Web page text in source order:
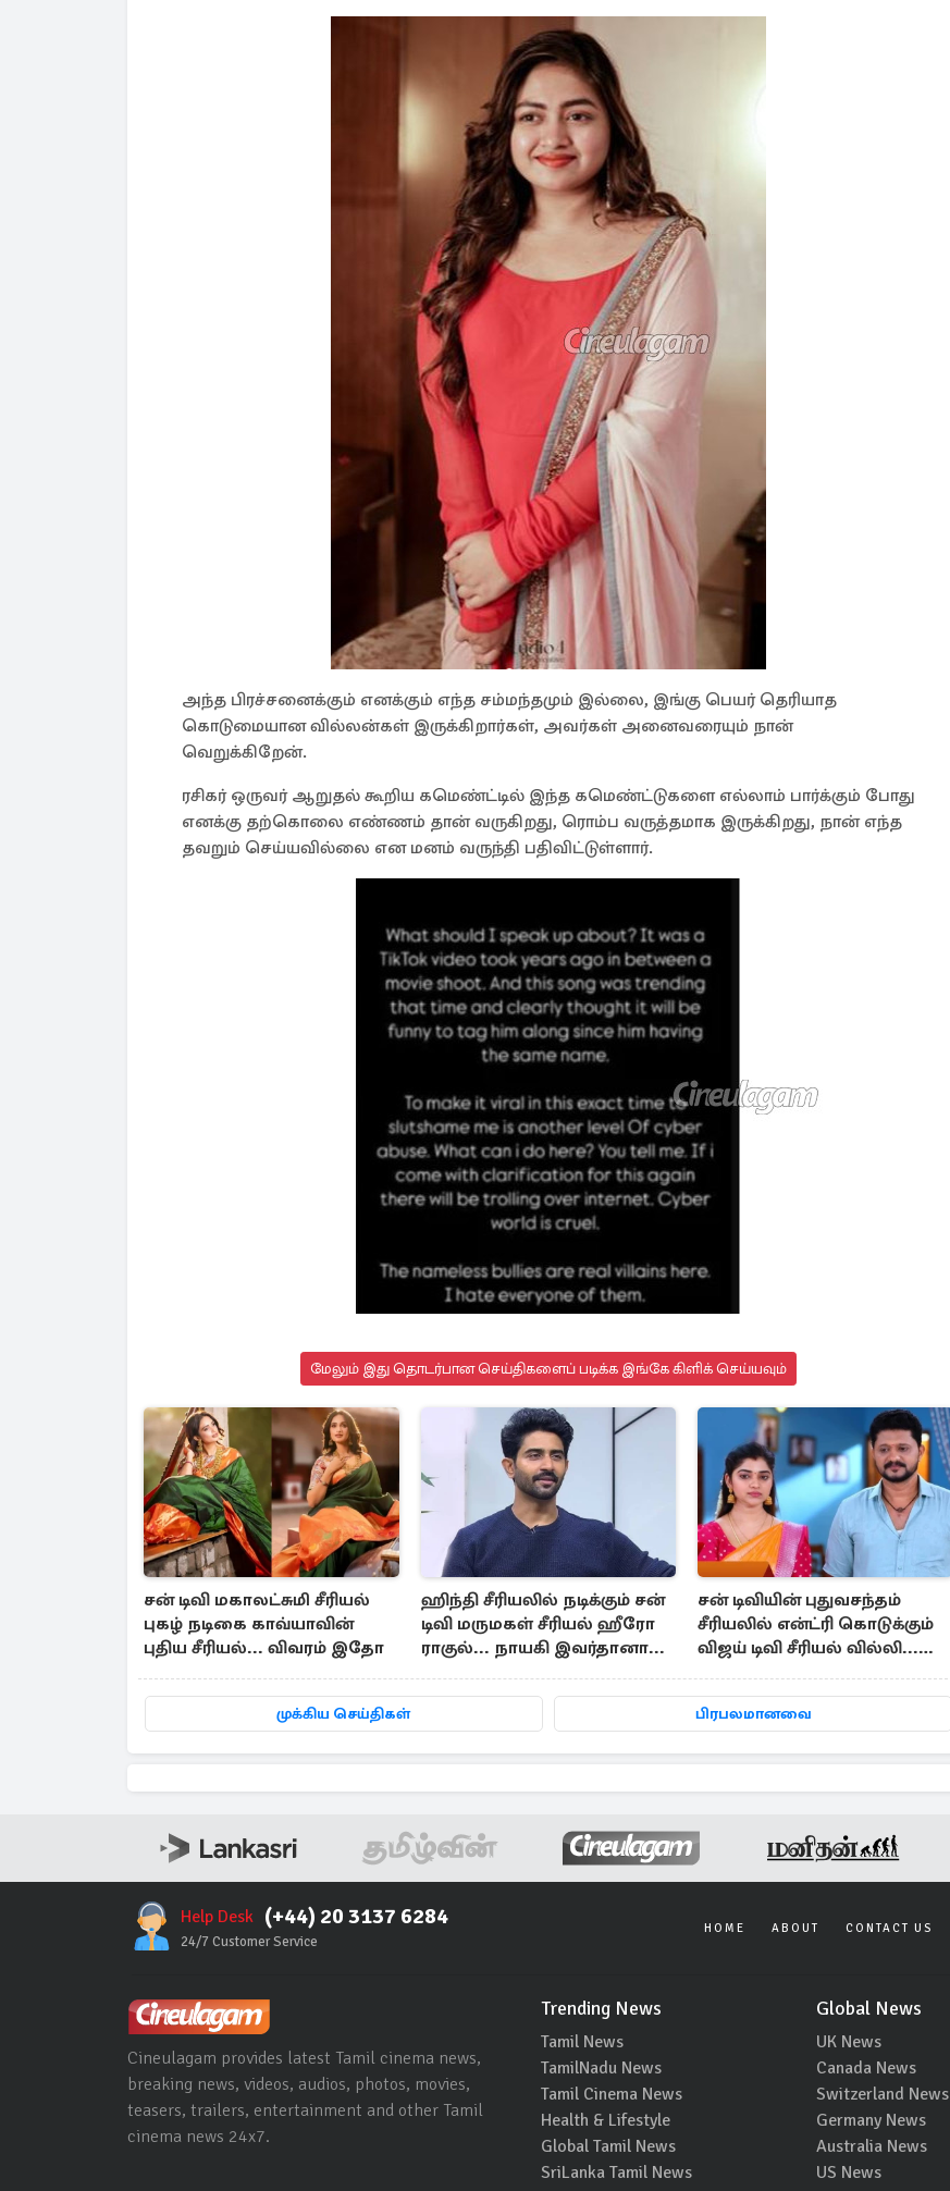
அந்த பிரச்சனைக்கும் எனக்கும் எந்த சம்மந்தமும் இல்லை, இங்கு பெயர் தெரியாத
கொடுமையான வில்லன்கள் இருக்கிறார்கள், அவர்கள் அனைவரையும் நான்
வெறுக்கிறேன்.
ரசிகர் ஒருவர் ஆறுதல் கூறிய கமெண்ட்டில் இந்த கமெண்ட்டுகளை எல்லாம் பார்க்கும் போது
எனக்கு தற்கொலை எண்ணம் தான் வருகிறது, ரொம்ப வருத்தமாக இருக்கிறது, நான் எந்த
தவறும் செய்யவில்லை என மனம் வருந்தி பதிவிட்டுள்ளார்.
மேலும் இது தொடர்பான செய்திகளைப் படிக்க இங்கே கிளிக் செய்யவும்
சன் டிவி மகாலட்சுமி சீரியல்
புகழ் நடிகை காவ்யாவின்
புதிய சீரியல்... விவரம் இதோ
ஹிந்தி சீரியலில் நடிக்கும் சன்
டிவி மருமகள் சீரியல் ஹீரோ
ராகுல்... நாயகி இவர்தானா...
சன் டிவியின் புதுவசந்தம்
சீரியலில் என்ட்ரி கொடுக்கும்
விஜய் டிவி சீரியல் வில்லி...
முக்கிய செய்திகள் பிரபலமானவை
Help Desk (+44) 20 3137 6284
24/7 Customer Service
HOME ABOUT CONTACT US
Cineulagam provides latest Tamil cinema news,
breaking news, videos, audios, photos, movies,
teasers, trailers, entertainment and other Tamil
cinema news 24x7.
Trending News
Tamil News
TamilNadu News
Tamil Cinema News
Health & Lifestyle
Global Tamil News
SriLanka Tamil News
Global News
UK News
Canada News
Switzerland News
Germany News
Australia News
US News